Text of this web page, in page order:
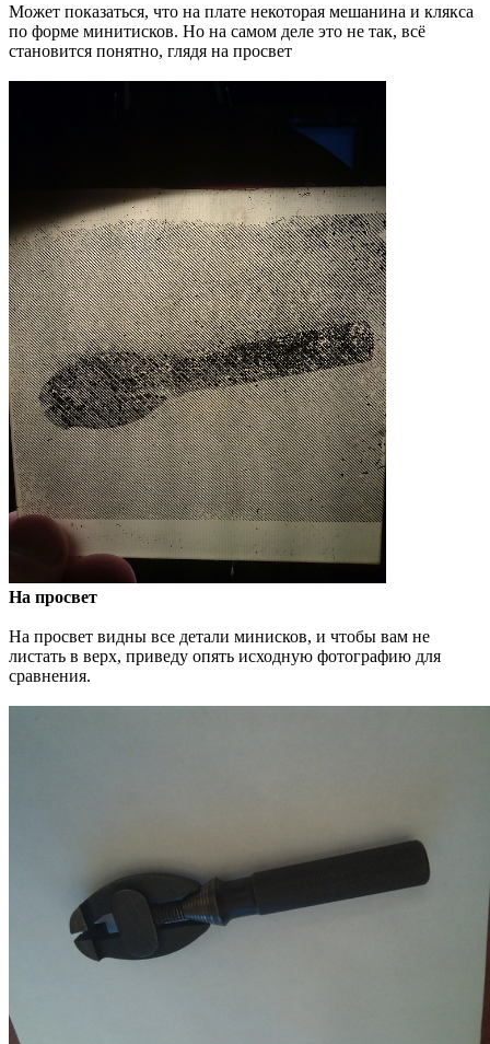
Может показаться, что на плате некоторая мешанина и клякса
по форме минитисков. Но на самом деле это не так, всё
становится понятно, глядя на просвет
На просвет
На просвет видны все детали минисков, и чтобы вам не
листать в верх, приведу опять исходную фотографию для
сравнения.